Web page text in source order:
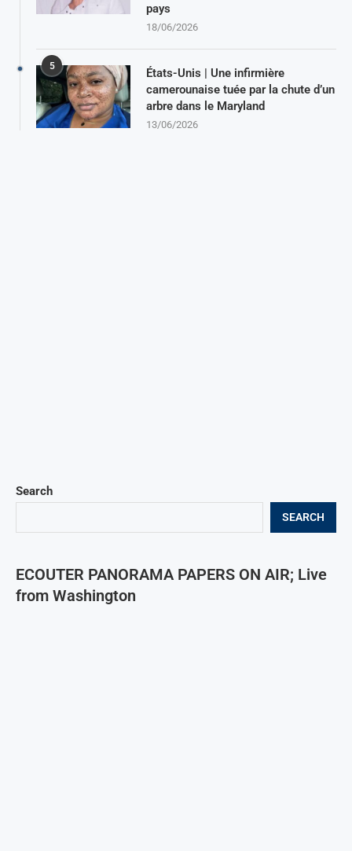
Search
SEARCH
ECOUTER PANORAMA PAPERS ON AIR; Live
from Washington
pays
18/06/2026
5
États-Unis | Une infirmière
camerounaise tuée par la chute d’un
arbre dans le Maryland
13/06/2026